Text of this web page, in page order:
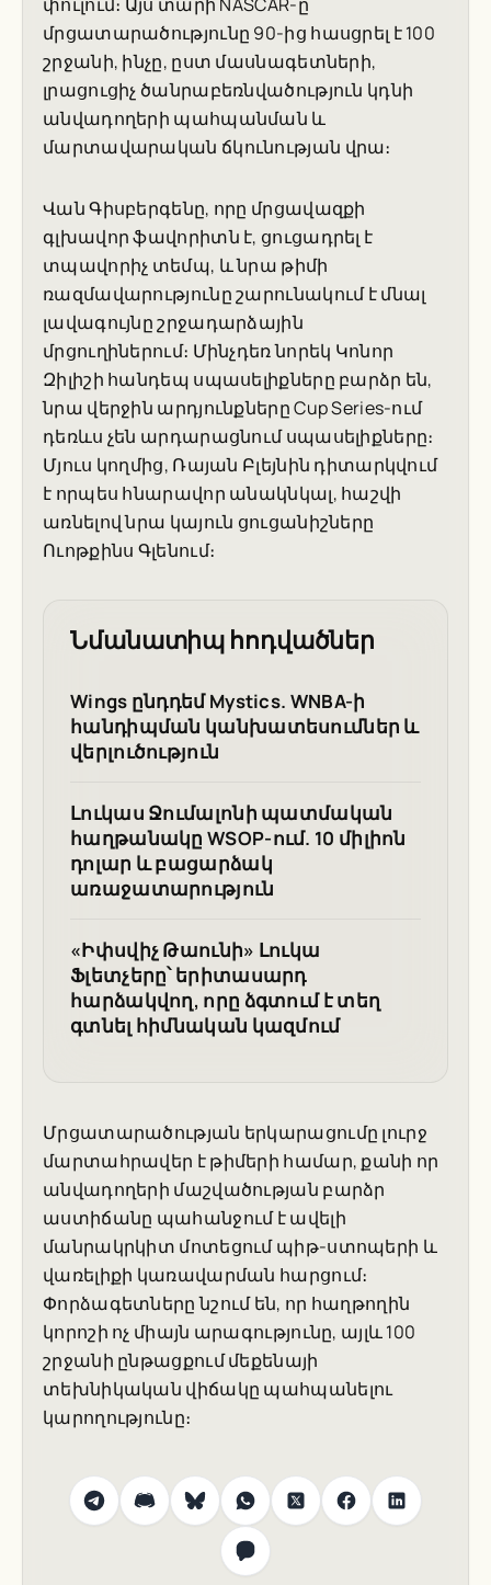
մրցատարածությունը 90-ից հասցրել է 100
շրջանի, ինչը, ըստ մասնագետների,
լրացուցիչ ծանրաբեռնվածություն կդնի
անվադողերի պահպանման և
մարտավարական ճկունության վրա։
Վան Գիսբերգենը, որը մրցավազքի
գլխավոր ֆավորիտն է, ցուցադրել է
տպավորիչ տեմպ, և նրա թիմի
ռազմավարությունը շարունակում է մնալ
լավագույնը շրջադարձային
մրցուղիներում։ Մինչդեռ նորեկ Կոնոր
Զիլիշի հանդեպ սպասելիքները բարձր են,
նրա վերջին արդյունքները Cup Series-ում
դեռևս չեն արդարացնում սպասելիքները։
Մյուս կողմից, Ռայան Բլեյնին դիտարկվում
է որպես հնարավոր անակնկալ, հաշվի
առնելով նրա կայուն ցուցանիշները
Ուոթքինս Գլենում։
Նմանատիպ հոդվածներ
Wings ընդդեմ Mystics. WNBA-ի
հանդիպման կանխատեսումներ և
վերլուծություն
Լուկաս Ջումալոնի պատմական
հաղթանակը WSOP-ում. 10 միլիոն
դոլար և բացարձակ
առաջատարություն
«Իփսվիչ Թաունի» Լուկա
Ֆլետչերը՝ երիտասարդ
հարձակվող, որը ձգտում է տեղ
գտնել հիմնական կազմում
Մրցատարածության երկարացումը լուրջ
մարտահրավեր է թիմերի համար, քանի որ
անվադողերի մաշվածության բարձր
աստիճանը պահանջում է ավելի
մանրակրկիտ մոտեցում պիթ-ստոպերի և
վառելիքի կառավարման հարցում։
Փորձագետները նշում են, որ հաղթողին
կորոշի ոչ միայն արագությունը, այլև 100
շրջանի ընթացքում մեքենայի
տեխնիկական վիճակը պահպանելու
կարողությունը։